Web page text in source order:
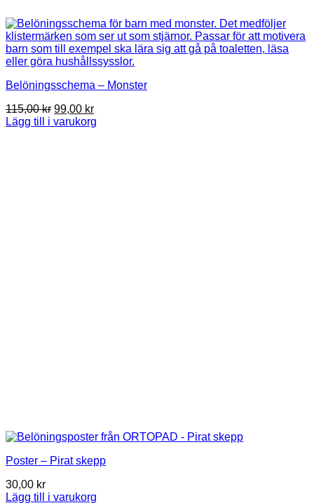
Belöningsschema – Monster
115,00kr Det
ursprungliga
99,00 krDet
nuvarande
Lägg till i varukorg
Poster – Pirat skepp
30,00 kr
Lägg till i varukorg